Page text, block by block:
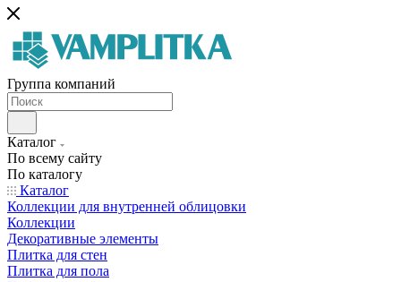
Группа компаний
Каталог
По всему сайту
По каталогу
Каталог
Коллекции для внутренней облицовки
Коллекции
Декоративные элементы
Плитка для стен
Плитка для пола